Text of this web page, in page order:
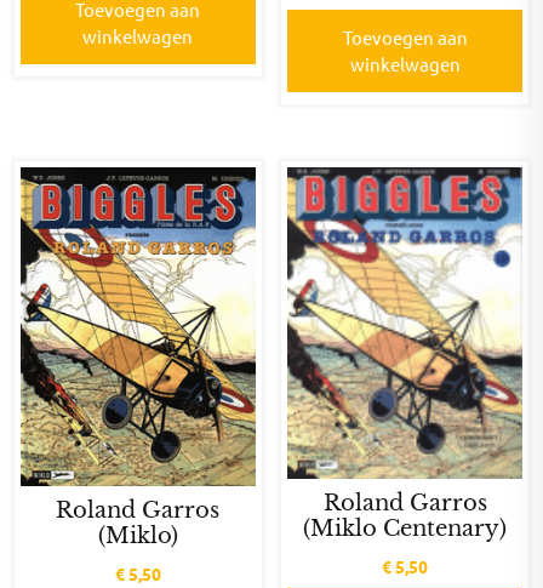
Toevoegen aan
winkelwagen
Toevoegen aan
winkelwagen
Roland Garros
(Miklo)
€5,50
Roland Garros
(Miklo Centenary)
€5,50